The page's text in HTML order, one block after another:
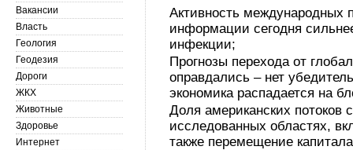
Активность международных
информации сегодня
инфекции;
Прогнозы перехода от
оправдались – нет
экономика распадается на
Доля американских потоков
исследованных областях,
также перемещение
Вакансии
Власть
Геология
Геодезия
Дороги
ЖКХ
Животные
Здоровье
Интернет